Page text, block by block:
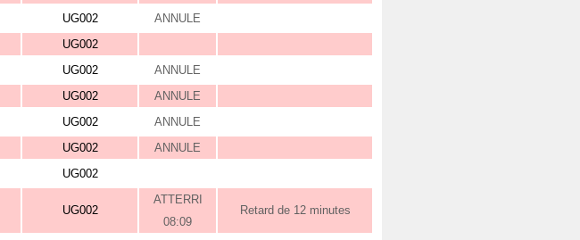
UG002
ANNULE
UG002
UG002
ANNULE
UG002
ANNULE
UG002
ANNULE
UG002
ANNULE
UG002
UG002
ATTERRI
08:09
Retard de 12 minutes